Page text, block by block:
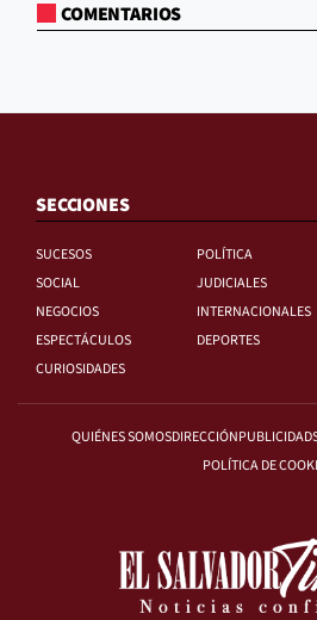
COMENTARIOS
SECCIONES
SUCESOS
POLÍTICA
SOCIAL
JUDICIALES
NEGOCIOS
INTERNACIONALES
ESPECTÁCULOS
DEPORTES
CURIOSIDADES
QUIÉNES SOMOSDIRECCIÓNPUBLICIDAD
POLÍTICA DE